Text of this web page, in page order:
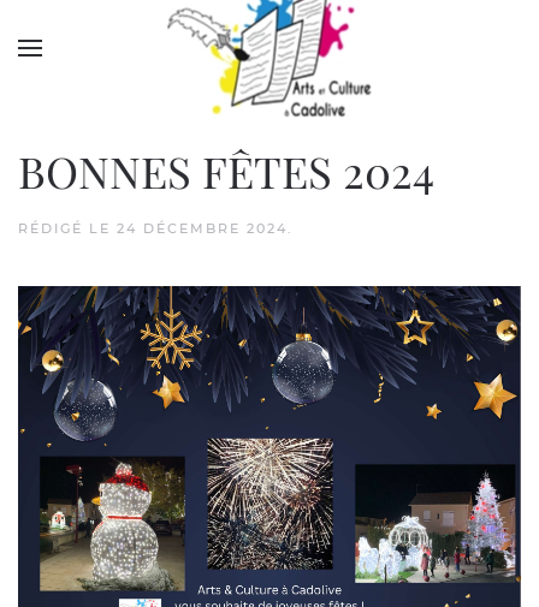
Accéder au contenu principal
BONNES FÊTES 2024
RÉDIGÉ LE 24 DÉCEMBRE 2024 .